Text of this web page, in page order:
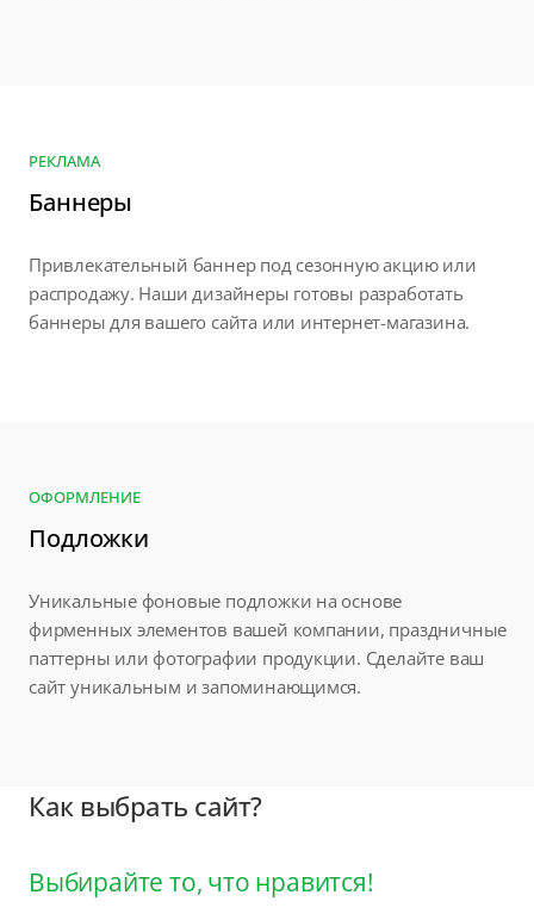
РЕКЛАМА
Баннеры
Привлекательный баннер под сезонную акцию или
распродажу. Наши дизайнеры готовы разработать
баннеры для вашего сайта или интернет-магазина.
ОФОРМЛЕНИЕ
Подложки
Уникальные фоновые подложки на основе
фирменных элементов вашей компании, праздничные
паттерны или фотографии продукции. Сделайте ваш
сайт уникальным и запоминающимся.
Как выбрать сайт?
Выбирайте то, что нравится!